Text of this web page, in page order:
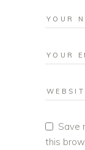
Save
this